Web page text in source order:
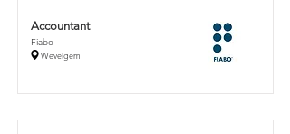
Accountant
Fiabo
Wevelgem